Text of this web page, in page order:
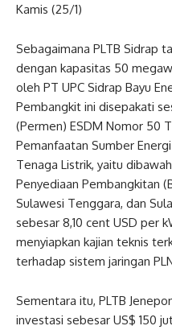
Kamis (25/1)
Sebagaimana PLTB Sidrap
dengan kapasitas 50
oleh PT UPC Sidrap Bayu
Pembangkit ini disepakati
(Permen) ESDM Nomor 50
Pemanfaatan Sumber
Tenaga Listrik, yaitu
Penyediaan Pembangkitan
Sulawesi Tenggara, dan
sebesar 8,10 cent USD per
menyiapkan kajian teknis
terhadap sistem jaringan
Sementara itu, PLTB
investasi sebesar US$ 150